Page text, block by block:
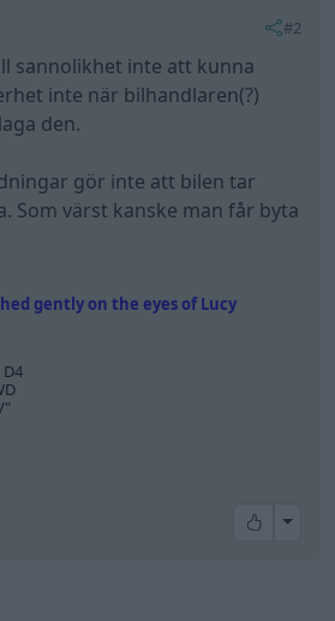
#2
sannolikhet inte att kunna
inte när bilhandlaren(?)
den.
gör inte att bilen tar
Som värst kanske man får byta
gently on the eyes of Lucy
All